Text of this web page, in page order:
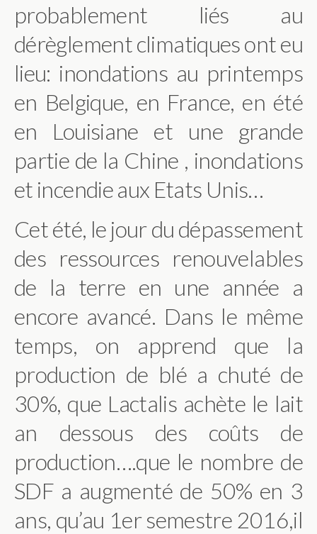
probablement liés au
dérèglement climatiques ont eu
lieu: inondations au printemps
en Belgique, en France, en été
en Louisiane et une grande
partie de la Chine , inondations
et incendie aux Etats Unis…
Cet été, le jour du dépassement
des ressources renouvelables
de la terre en une année a
encore avancé. Dans le même
temps, on apprend que la
production de blé a chuté de
30%, que Lactalis achète le lait
an dessous des coûts de
production….que le nombre de
SDF a augmenté de 50% en 3
ans, qu’au 1er semestre 2016,il